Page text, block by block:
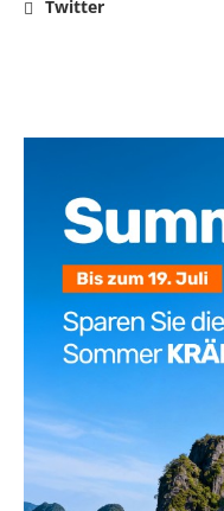
Twitter